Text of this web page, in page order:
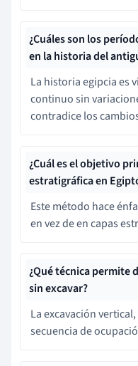
¿Cuáles son los
en la historia del
La historia egipcia es
continuo sin
contradice los
¿Cuál es el objetivo
estratigráfica en
Este método hace
en vez de en capas
¿Qué técnica permite
sin excavar?
La excavación
secuencia de